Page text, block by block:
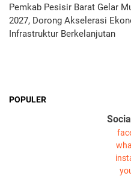
Pemkab Pesisir Barat Gelar
2027, Dorong Akselerasi
Infrastruktur Berkelanjutan
POPULER